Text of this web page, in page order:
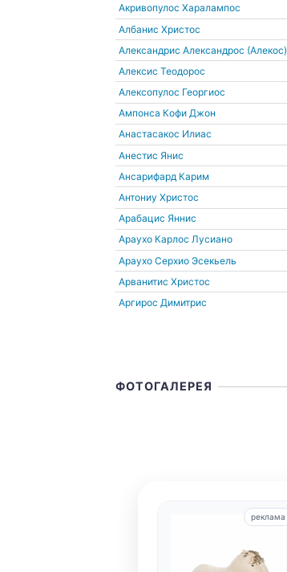
Акривопулос Харалампос
Албанис Христос
Александрис Александрос (Алекос)
Алексис Теодорос
Алексопулос Георгиос
Ампонса Кофи Джон
Анастасакос Илиас
Анестис Янис
Ансарифард Карим
Антониу Христос
Арабацис Яннис
Араухо Карлос Лусиано
Араухо Серхио Эсекьель
Арванитис Христос
Аргирос Димитрис
ФОТОГАЛЕРЕЯ
реклама